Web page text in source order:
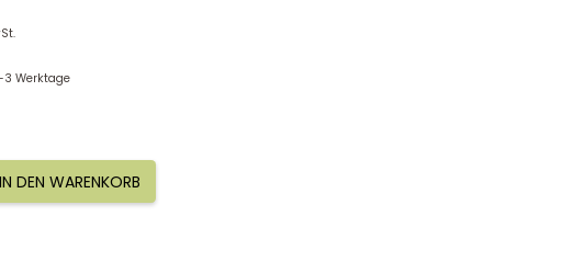
3 Werktage
IN DEN WARENKORB